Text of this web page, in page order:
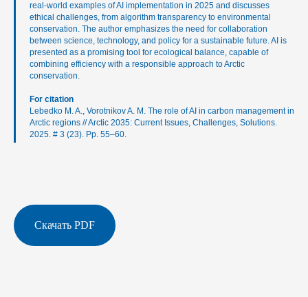
real-world examples of AI implementation in 2025 and discusses
ethical challenges, from algorithm transparency to environmental
conservation. The author emphasizes the need for collaboration
between science, technology, and policy for a sustainable future. AI is
presented as a promising tool for ecological balance, capable of
combining efficiency with a responsible approach to Arctic
conservation.
For citation
Lebedko M. A., Vorotnikov A. M. The role of AI in carbon management in
Arctic regions // Arctic 2035: Current Issues, Challenges, Solutions.
2025. # 3 (23). Pp. 55–60.
Скачать PDF